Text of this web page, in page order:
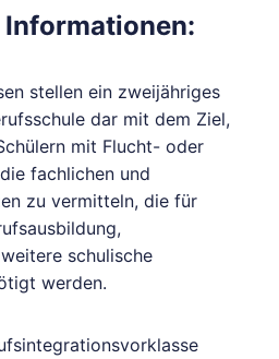
stellen ein zweijähriges
dar mit dem Ziel,
mit Flucht- oder
fachlichen und
zu vermitteln, die für
schulische
werden.